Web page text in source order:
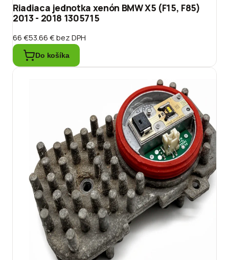
Riadiaca jednotka xenón BMW X5 (F15, F85)
2013 - 2018 1305715
66 €53.66 €bez DPH
Do košíka